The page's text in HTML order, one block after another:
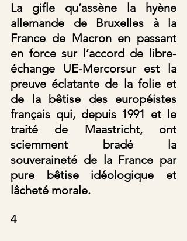
La gifle qu’assène la hyène
allemande de Bruxelles à la
France de Macron en passant
en force sur l’accord de libre-
échange UE-Mercorsur est la
preuve éclatante de la folie et
de la bêtise des européistes
français qui, depuis 1991 et le
traité de Maastricht, ont
sciemment bradé la
souveraineté de la France par
pure bêtise idéologique et
lâcheté morale.
4